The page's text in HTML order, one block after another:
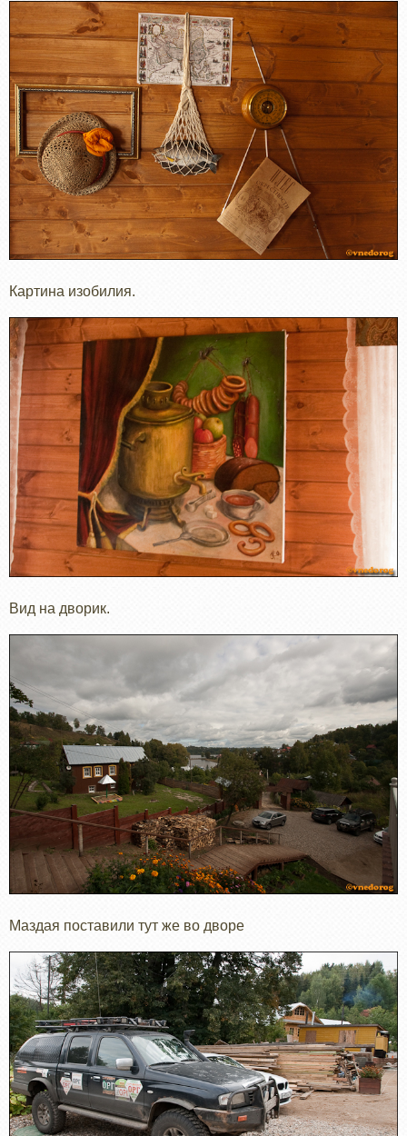
Картина изобилия.
Вид на дворик.
Маздая поставили тут же во дворе